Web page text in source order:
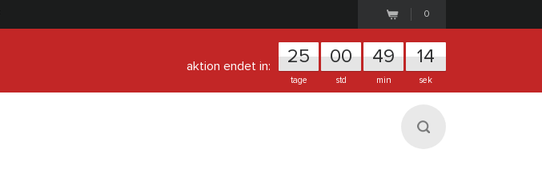
0
aktion endet in: 25
tage
00
std
49
min
13
sek